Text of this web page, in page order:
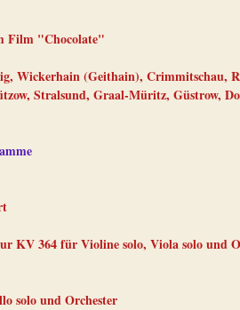
Film "Chocolate"
Wickerhain (Geithain), Crimmitschau,
Stralsund, Graal-Müritz, Güstrow,
KV 364 für Violine solo, Viola solo und
solo und Orchester